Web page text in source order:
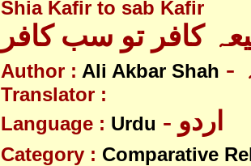
Shia Kafir to sab Kafir
کافر تو سب کافر
Author : Ali Akbar Shah
Translator :
Language : Urdu - اردو
Category : Comparative